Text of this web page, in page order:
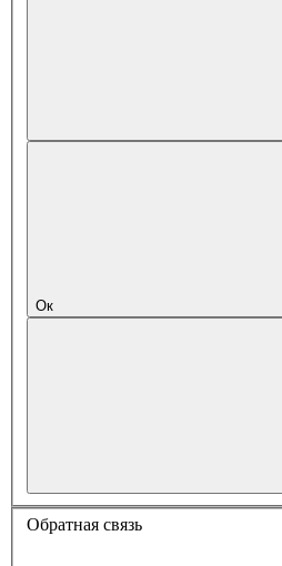
Ок
Обратная связь